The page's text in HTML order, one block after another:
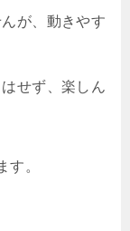
が、動きやす
せず、楽しん
す。